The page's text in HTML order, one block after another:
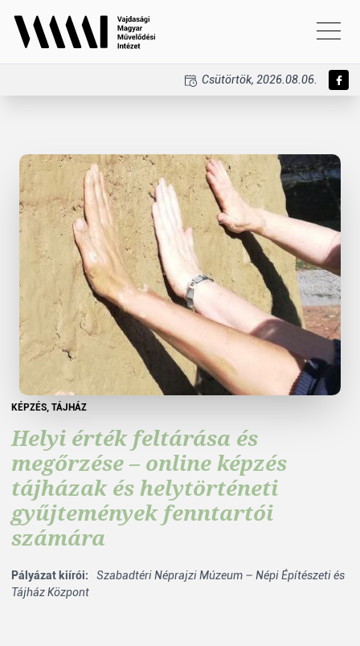
Csütörtök, 2026.08.06.
KÉPZÉS, TÁJHÁZ
Helyi érték feltárása és
megőrzése – online képzés
tájházak és helytörténeti
gyűjtemények fenntartói
számára
Pályázat kiírói:
Szabadtéri Néprajzi Múzeum – Népi Építészeti és
Tájház Központ